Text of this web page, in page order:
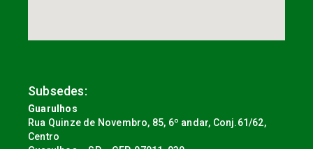
Subsedes:
Guarulhos
Rua Quinze de Novembro, 85, 6º andar, Conj.61/62,
Centro